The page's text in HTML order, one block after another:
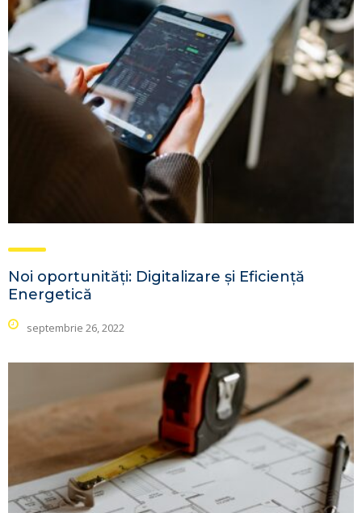
Noi oportunități: Digitalizare și Eficiență
Energetică
septembrie 26, 2022